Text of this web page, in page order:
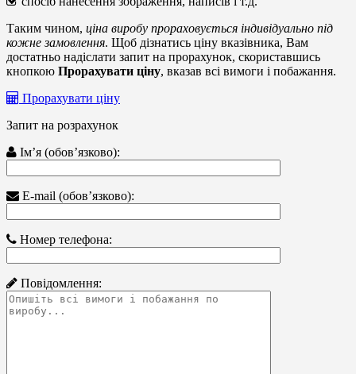
Таким чином, ціна виробу прораховується індивідуально під
кожне замовлення. Щоб дізнатись ціну вказівника, Вам
достатньо надіслати запит на прорахунок, скориставшись
кнопкою Прорахувати ціну, вказав всі вимоги і побажання.
Прорахувати ціну
Запит на розрахунок
Ім’я (обов’язково):
E-mail (обов’язково):
Номер телефона:
Повідомлення: